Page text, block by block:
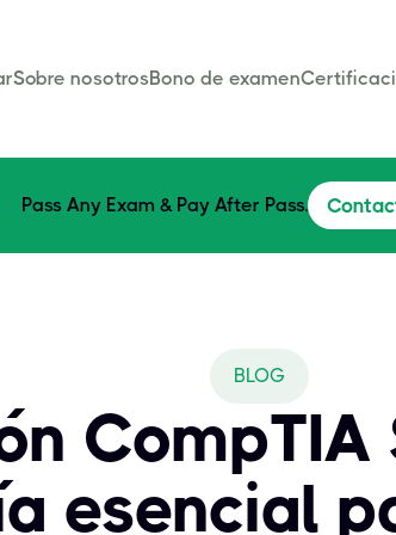
Sobre nosotrosBono de examen
Pass Any Exam & Pay After Pass.
BLOG
CompTIA
esencial